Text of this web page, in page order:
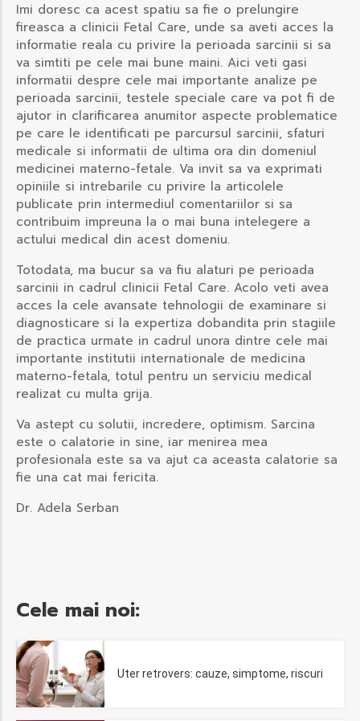
Imi doresc ca acest spatiu sa fie o prelungire
fireasca a clinicii Fetal Care, unde sa aveti acces la
informatie reala cu privire la perioada sarcinii si sa
va simtiti pe cele mai bune maini. Aici veti gasi
informatii despre cele mai importante analize pe
perioada sarcinii, testele speciale care va pot fi de
ajutor in clarificarea anumitor aspecte problematice
pe care le identificati pe parcursul sarcinii, sfaturi
medicale si informatii de ultima ora din domeniul
medicinei materno-fetale. Va invit sa va exprimati
opiniile si intrebarile cu privire la articolele
publicate prin intermediul comentariilor si sa
contribuim impreuna la o mai buna intelegere a
actului medical din acest domeniu.
Totodata, ma bucur sa va fiu alaturi pe perioada
sarcinii in cadrul clinicii Fetal Care. Acolo veti avea
acces la cele avansate tehnologii de examinare si
diagnosticare si la expertiza dobandita prin stagiile
de practica urmate in cadrul unora dintre cele mai
importante institutii internationale de medicina
materno-fetala, totul pentru un serviciu medical
realizat cu multa grija.
Va astept cu solutii, incredere, optimism. Sarcina
este o calatorie in sine, iar menirea mea
profesionala este sa va ajut ca aceasta calatorie sa
fie una cat mai fericita.
Dr. Adela Serban
Cele mai noi:
Uter retrovers: cauze, simptome, riscuri